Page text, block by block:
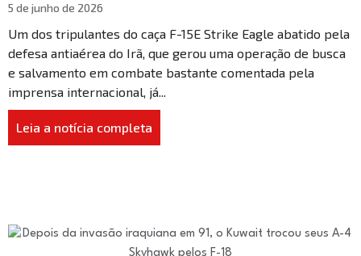
5 de junho de 2026
Um dos tripulantes do caça F-15E Strike Eagle abatido pela
defesa antiaérea do Irã, que gerou uma operação de busca
e salvamento em combate bastante comentada pela
imprensa internacional, já...
Leia a notícia completa